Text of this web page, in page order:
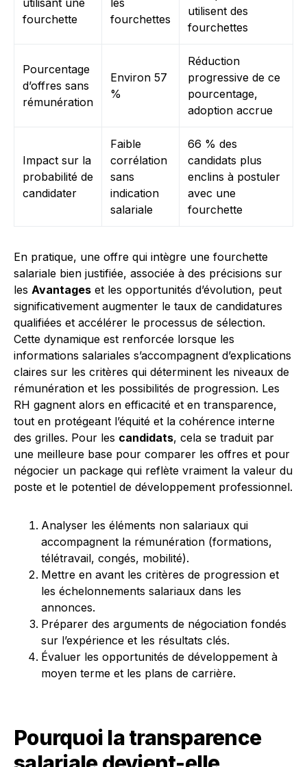
utilisant une
fourchette
les
fourchettes
utilisent des
fourchettes
Pourcentage
d’offres sans
rémunération
Environ 57
%
Réduction
progressive de ce
pourcentage,
adoption accrue
Impact sur la
probabilité de
candidater
Faible
corrélation
sans
indication
salariale
66 % des
candidats plus
enclins à postuler
avec une
fourchette
En pratique, une offre qui intègre une fourchette
salariale bien justifiée, associée à des précisions sur
les Avantages et les opportunités d’évolution, peut
significativement augmenter le taux de candidatures
qualifiées et accélérer le processus de sélection.
Cette dynamique est renforcée lorsque les
informations salariales s’accompagnent d’explications
claires sur les critères qui déterminent les niveaux de
rémunération et les possibilités de progression. Les
RH gagnent alors en efficacité et en transparence,
tout en protégeant l’équité et la cohérence interne
des grilles. Pour les candidats, cela se traduit par
une meilleure base pour comparer les offres et pour
négocier un package qui reflète vraiment la valeur du
poste et le potentiel de développement professionnel.
Analyser les éléments non salariaux qui
accompagnent la rémunération (formations,
télétravail, congés, mobilité).
Mettre en avant les critères de progression et
les échelonnements salariaux dans les
annonces.
Préparer des arguments de négociation fondés
sur l’expérience et les résultats clés.
Évaluer les opportunités de développement à
moyen terme et les plans de carrière.
Pourquoi la transparence